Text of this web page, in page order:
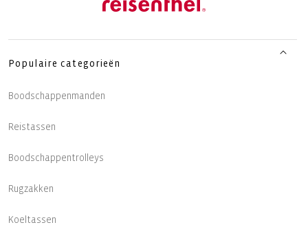
Populaire categorieën
Boodschappenmanden
Reistassen
Boodschappentrolleys
Rugzakken
Koeltassen